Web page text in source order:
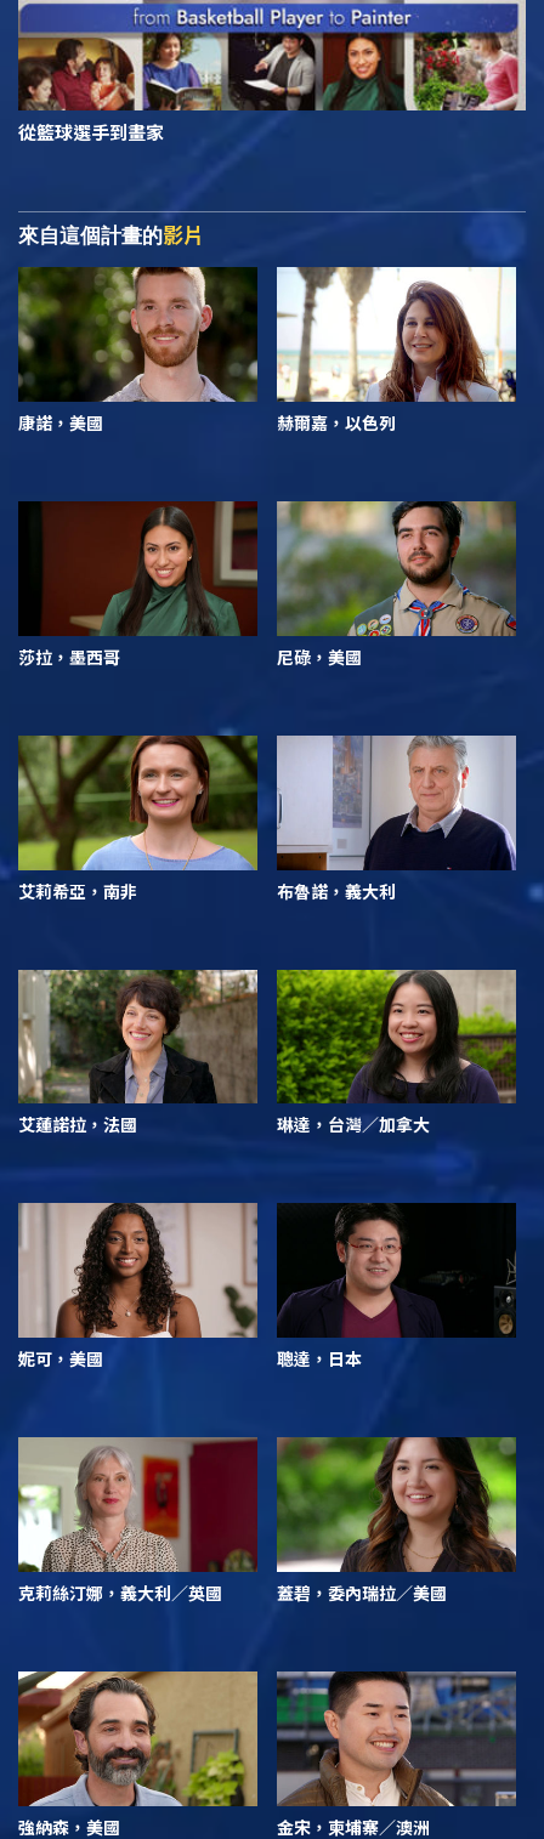
從籃球選手到畫家
來自這個計畫的影片
康諾，美國 赫爾嘉，以色列
莎拉，墨西哥 尼碌，美國
艾莉希亞，南非 布魯諾，義大利
艾蓮諾拉，法國 琳達，台灣／加拿大
妮可，美國 聰達，日本
克莉絲汀娜，義大利／英國 蓋碧，委內瑞拉／美國
強納森，美國 金宋，柬埔寨／澳洲